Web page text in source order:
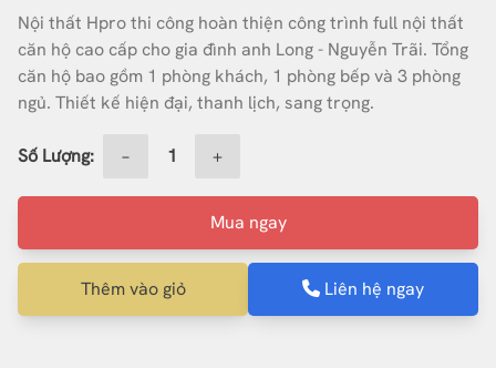
Nội thất Hpro thi công hoàn thiện công trình full nội thất
căn hộ cao cấp cho gia đình anh Long - Nguyễn Trãi. Tổng
căn hộ bao gồm 1 phòng khách, 1 phòng bếp và 3 phòng
ngủ. Thiết kế hiện đại, thanh lịch, sang trọng.
Số Lượng: − +
Mua ngay
Thêm vào giỏ Liên hệ ngay